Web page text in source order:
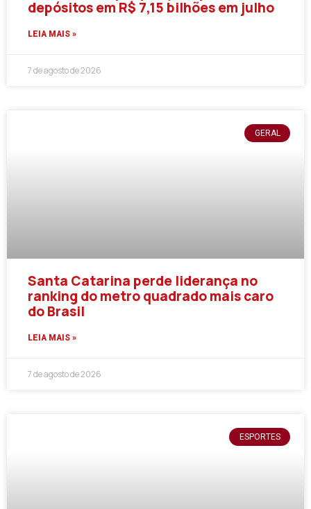
depósitos em R$ 7,15 bilhões em julho
LEIA MAIS »
7 de agosto de 2026
GERAL
Santa Catarina perde liderança no
ranking do metro quadrado mais caro
do Brasil
LEIA MAIS »
7 de agosto de 2026
ESPORTES